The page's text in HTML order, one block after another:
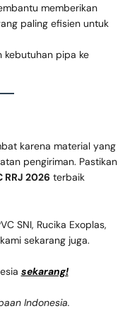
memberikan
paling efisien untuk
kebutuhan pipa ke
karena material yang
pengiriman. Pastikan
RRJ 2026 terbaik
SNI, Rucika Exoplas,
sekarang juga.
sekarang!
Indonesia.